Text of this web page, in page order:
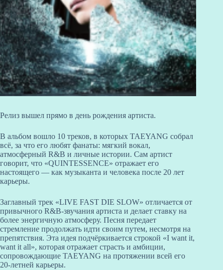
Релиз вышел прямо в день рождения артиста.
В альбом вошло 10 треков, в которых TAEYANG собрал
всё, за что его любят фанаты: мягкий вокал,
атмосферный R&B и личные истории. Сам артист
говорит, что «QUINTESSENCE» отражает его
настоящего — как музыканта и человека после 20 лет
карьеры.
Заглавный трек «LIVE FAST DIE SLOW» отличается от
привычного R&B-звучания артиста и делает ставку на
более энергичную атмосферу. Песня передает
стремление продолжать идти своим путем, несмотря на
препятствия. Эта идея подчёркивается строкой «I want it,
want it all», которая отражает страсть и амбиции,
сопровождающие TAEYANG на протяжении всей его
20-летней карьеры.